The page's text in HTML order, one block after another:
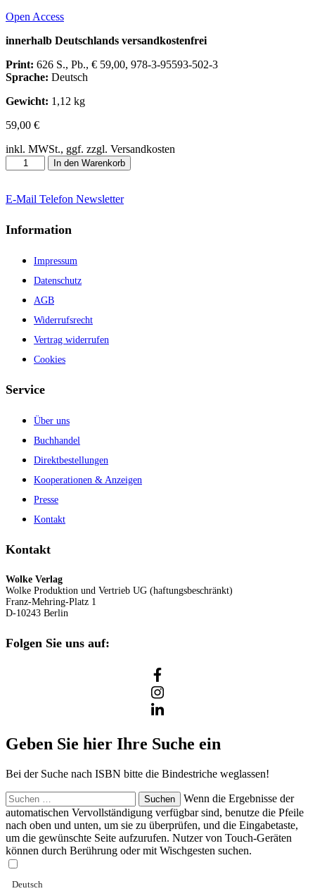
Open Access
innerhalb Deutschlands versandkostenfrei
Print: 626 S., Pb., € 59,00, 978-3-95593-502-3
Sprache: Deutsch
Gewicht: 1,12 kg
59,00 €
inkl. MWSt., ggf. zzgl. Versandkosten
erscheint
Klingen?
In den Warenkorb
E-Mail Telefon Newsletter
Information
Impressum
Datenschutz
AGB
Widerrufsrecht
Vertrag widerrufen
Cookies
Service
Über uns
Buchhandel
Direktbestellungen
Kooperationen & Anzeigen
Presse
Kontakt
Kontakt
Wolke Verlag
Wolke Produktion und Vertrieb UG (haftungsbeschränkt)
Franz-Mehring-Platz 1
D-10243 Berlin
Folgen Sie uns auf:
Geben Sie hier Ihre Suche ein
Bei der Suche nach ISBN bitte die Bindestriche weglassen!
Suchen
nach:
Wenn die Ergebnisse der
automatischen Vervollständigung verfügbar sind, benutze die Pfeile
nach oben und unten, um sie zu überprüfen, und die Eingabetaste,
um die gewünschte Seite aufzurufen. Nutzer von Touch-Geräten
können durch Berührung oder mit Wischgesten suchen.
Deutsch